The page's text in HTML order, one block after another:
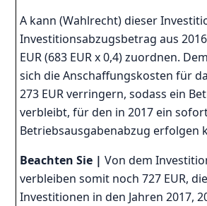
A kann (Wahlrecht) dieser
Investitionsabzugsbetrag aus
EUR (683 EUR x 0,4) zuordnen.
sich die Anschaffungskosten für
273 EUR verringern, sodass ein
verbleibt, für den in 2017 ein
Betriebsausgabenabzug erfolgen
Beachten Sie |Von dem
verbleiben somit noch 727 EUR,
Investitionen in den Jahren 2017,